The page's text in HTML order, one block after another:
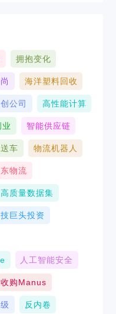
拥抱变化
海洋塑料回收
公司 高性能计算
智能供应链
车 物流机器人
物流
高质量数据集
巨头投资
人工智能安全
购Manus
反内卷